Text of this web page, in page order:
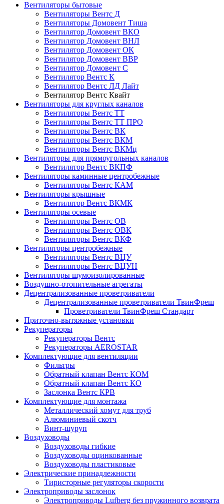
Вентиляторы бытовые
Вентиляторы Вентс Д
Вентиляторы Домовент Тиша
Вентилятор Домовент ВКО
Вентилятор Домовент ВНЛ
Вентилятор Домовент ОК
Вентилятор Домовент ВВР
Вентилятор Домовент С
Вентилятор Вентс К
Вентилятор Вентс ЛД Лайт
Вентилятор Вентс Квайт
Вентиляторы для круглых каналов
Вентиляторы Вентс ТТ
Вентиляторы Вентс ТТ ПРО
Вентиляторы Вентс ВК
Вентиляторы Вентс ВКМ
Вентиляторы Вентс ВКМц
Вентиляторы для прямоугольных каналов
Вентилятор Вентс ВКПФ
Вентиляторы каминные центробежные
Вентиляторы Вентс КАМ
Вентиляторы крышные
Вентилятор Вентс ВКМК
Вентиляторы осевые
Вентиляторы Вентс ОВ
Вентиляторы Вентс ОВК
Вентиляторы Вентс ВКФ
Вентиляторы центробежные
Вентиляторы Вентс ВЦУ
Вентиляторы Вентс ВЦУН
Вентиляторы шумоизолированные
Воздушно-отопительные агрегаты
Децентрализованные проветриватели
Децентрализованные проветриватели ТвинФреш
Проветриватели ТвинФреш Стандарт
Приточно-вытяжные установки
Рекуператоры
Рекуператоры Вентс
Рекуператоры AEROSTAR
Комплектующие для вентиляции
Фильтры
Обратный клапан Вентс КОМ
Обратный клапан Вентс КО
Заслонка Вентс КРВ
Комплектующие для монтажа
Металлический хомут для труб
Алюминиевый скотч
Винт-шуруп
Воздуховоды
Воздуховоды гибкие
Воздуховоды оцинкованные
Воздуховоды пластиковые
Электрические принадлежности
Тиристорные регуляторы скорости
Электроприводы заслонок
Электроприводы Lufberg без пружинного возврата